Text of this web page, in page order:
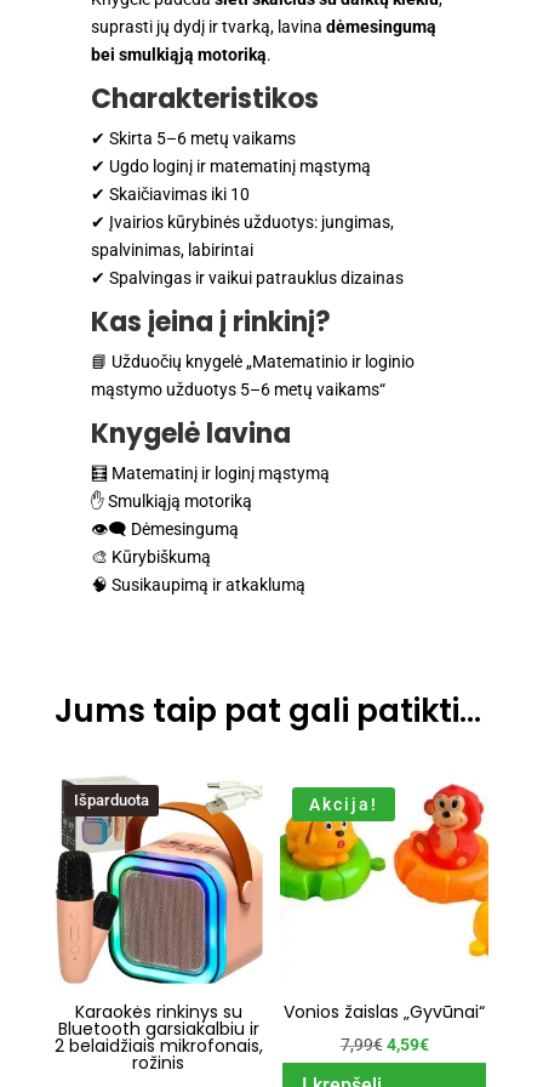
suprasti jų dydį ir tvarką, lavina dėmesingumą
bei smulkiąją motoriką.
Charakteristikos
✔ Skirta 5–6 metų vaikams
✔ Ugdo loginį ir matematinį mąstymą
✔ Skaičiavimas iki 10
✔ Įvairios kūrybinės užduotys: jungimas,
spalvinimas, labirintai
✔ Spalvingas ir vaikui patrauklus dizainas
Kas įeina į rinkinį?
📘 Užduočių knygelė „Matematinio ir loginio
mąstymo užduotys 5–6 metų vaikams“
Knygelė lavina
🧮 Matematinį ir loginį mąstymą
✋ Smulkiąją motoriką
👁️‍🗨️ Dėmesingumą
🎨 Kūrybiškumą
🧠 Susikaupimą ir atkaklumą
Jums taip pat gali patikti…
Išparduota
Karaokės rinkinys su
Bluetooth garsiakalbiu ir
2 belaidžiais mikrofonais,
rožinis
Akcija!
Vonios žaislas „Gyvūnai“
7,99€ Original
4,59€Current